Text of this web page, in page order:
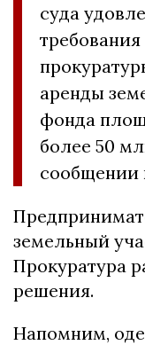
суда
аренды
фонда
более 50
сообщении
земельный
Прокуратура
решения.
Напомним,